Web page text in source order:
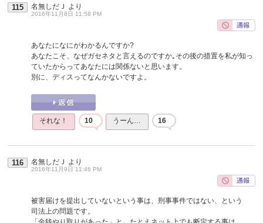
115 名無しだＪ より
2016年11月8日 11:58 PM
あなたになにがわかるんですか?
あなたこそ、なぜガセネタと言えるのですか｡その後の措置を私が知っ
ていたからってあなたには関係ないと思います。
別に、ディスってなんかないですよ。
それな！ 10 うーん… 16
116 名無しだＪ より
2016年11月9日 11:46 PM
被害届けを提出していないという事は、刑事事件ではない、という
司法上の問題です。